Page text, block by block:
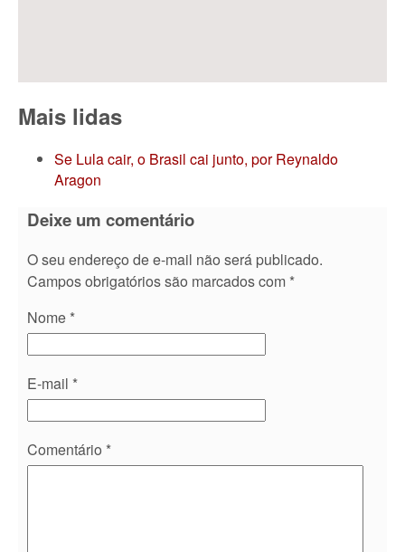
Mais lidas
Se Lula cair, o Brasil cai junto, por Reynaldo
Aragon
Deixe um comentário
O seu endereço de e-mail não será publicado.
Campos obrigatórios são marcados com *
Nome *
E-mail *
Comentário *